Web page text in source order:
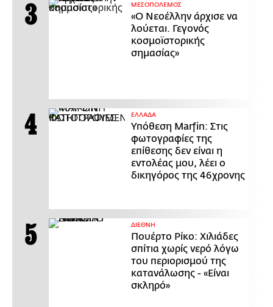
ΜΕΣΟΠΟΛΕΜΟΣ
«Ο Νεοέλλην άρχισε να
λούεται. Γεγονός
κοσμοϊστορικής
σημασίας»
ΕΛΛΑΔΑ
Υπόθεση Marfin: Στις
φωτογραφίες της
επίθεσης δεν είναι η
εντολέας μου, λέει ο
δικηγόρος της 46χρονης
ΔΙΕΘΝΗ
Πουέρτο Ρίκο: Χιλιάδες
σπίτια χωρίς νερό λόγω
του περιορισμού της
κατανάλωσης - «Είναι
σκληρό»